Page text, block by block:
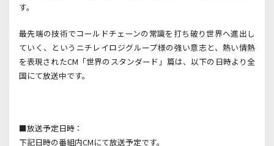
す。
最先端の技術でコールドチェーンの常識を打ち破り世界へ進出し
ていく、というニチレイロジグループ様の強い意志と、熱い情熱
を表現されたCM「世界のスタンダード」篇は、以下の日時より全
国にて放送中です。
■放送予定日時：
下記日時の番組内CMにて放送予定です。